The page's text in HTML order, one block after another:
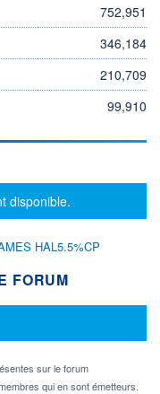
752,951
346,184
210,709
99,910
disponible.
HAL5.5%CP
FORUM
sur le forum
qui en sont émetteurs.